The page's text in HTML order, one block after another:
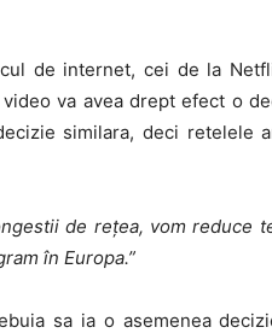
de internet, cei de la
va avea drept efect o
similara, deci retelele
de rețea, vom reduce
în Europa.”
sa ia o asemenea